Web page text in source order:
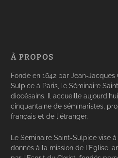
À PROPOS
Fondé en 1642 par Jean-
Sulpice à Paris, le Séminaire
diocésains. Il accueille
cinquantaine de séminaristes,
français et de l'étranger.
Le Séminaire Saint-Sulpice vise
donnés à la mission de l'Eglise,